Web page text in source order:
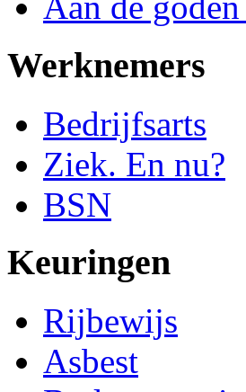
Werknemers
Bedrijfsarts
Ziek. En nu?
BSN
Keuringen
Rijbewijs
Asbest